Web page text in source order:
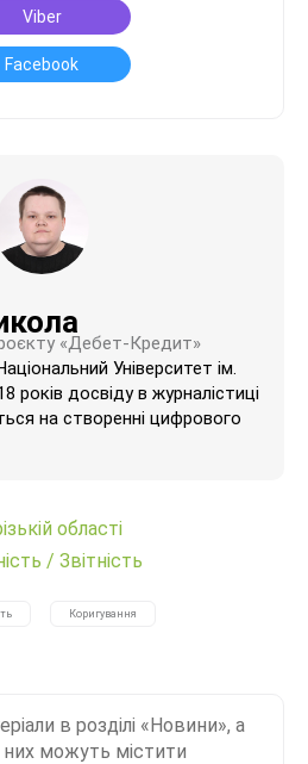
Viber
Facebook
«Дебет-Кредит»
Університет ім.
років досвіду в журналістиці
на створенні цифрового
області
/ Звітність
Коригування
в розділі «Новини», а
можуть містити